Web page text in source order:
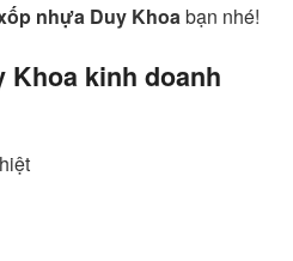
nhựa Duy Khoabạn nhé!
Khoa kinh doanh